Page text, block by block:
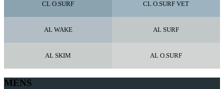
CL O.SURF CL O.SURF VET
AL WAKE AL SURF
AL SKIM AL O.SURF
MENS